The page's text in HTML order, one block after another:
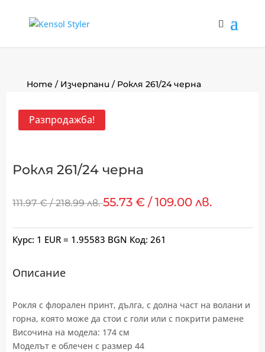
Home / Изчерпани / Рокля 261/24 черна
Разпродажба!
Рокля 261/24 черна
111.97€/ 218.99 лв.55.73€ / 109.00 лв.
Курс: 1 EUR = 1.95583 BGN Код:261
Описание
Рокля с флорален принт, дълга, с долна част на волани и
горна, която може да стои с голи или с покрити рамене
Височина на модела: 174 см
Моделът е облечен с размер 44